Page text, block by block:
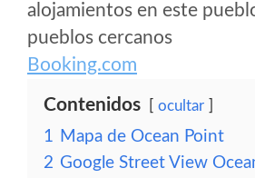
alojamientos en este
pueblos cercanos
Booking.com
Contenidos ocultar
1 Mapa de Ocean Point
2 Google Street View